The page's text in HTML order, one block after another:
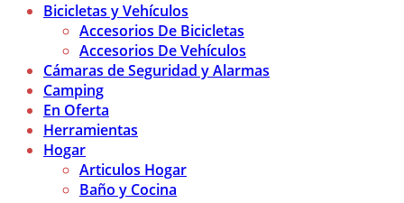
Bicicletas y Vehículos
Accesorios De Bicicletas
Accesorios De Vehículos
Cámaras de Seguridad y Alarmas
Camping
En Oferta
Herramientas
Hogar
Articulos Hogar
Baño y Cocina